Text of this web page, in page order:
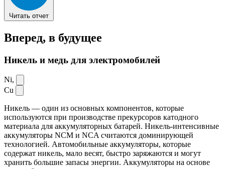
Читать отчет
Вперед, в будущее
Никель и медь для электромобилей
Ni,
Cu
Никель — один из основных компонентов, которые
используются при производстве прекурсоров катодного
материала для аккумуляторных батарей. Никель-интенсивные
аккумуляторы NCM и NCA считаются доминирующей
технологией. Автомобильные аккумуляторы, которые
содержат никель, мало весят, быстро заряжаются и могут
хранить большие запасы энергии. Аккумуляторы на основе